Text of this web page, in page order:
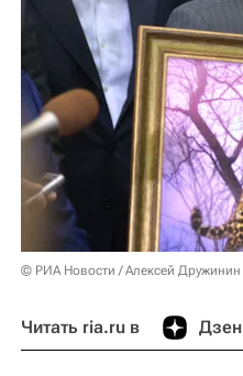
© РИА Новости / Алексей Дружинин
Читать ria.ru в Дзен